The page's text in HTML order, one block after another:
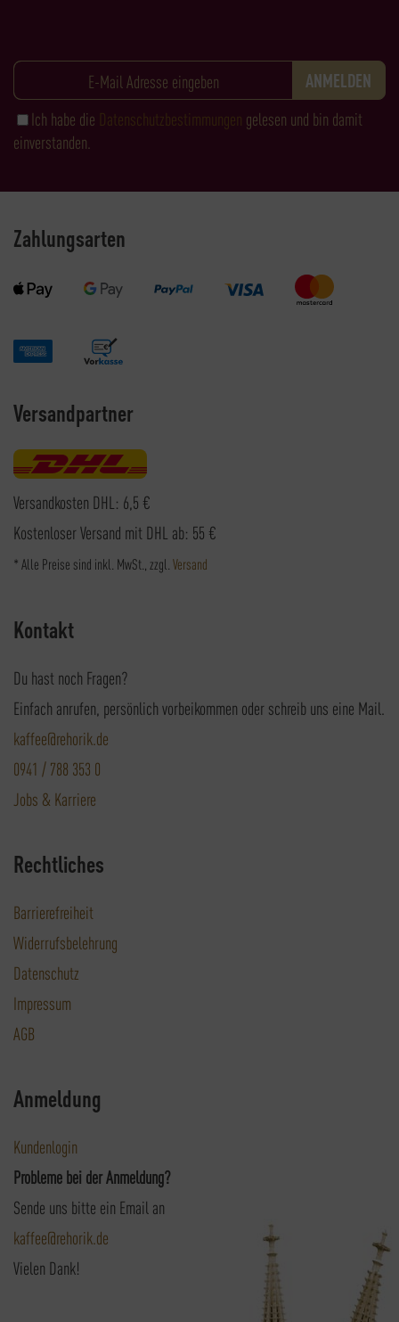
Ich habe die Datenschutzbestimmungen gelesen und bin damit
einverstanden.
Zahlungsarten
Versandpartner
Versandkosten DHL: 6,5 €
Kostenloser Versand mit DHL ab: 55 €
* Alle Preise sind inkl. MwSt., zzgl. Versand
Kontakt
Du hast noch Fragen?
Einfach anrufen, persönlich vorbeikommen oder schreib uns eine Mail.
kaffee@rehorik.de
0941 / 788 353 0
Jobs & Karriere
Rechtliches
Barrierefreiheit
Widerrufsbelehrung
Datenschutz
Impressum
AGB
Anmeldung
Kundenlogin
Probleme bei der Anmeldung?
Sende uns bitte ein Email an
kaffee@rehorik.de
Vielen Dank!